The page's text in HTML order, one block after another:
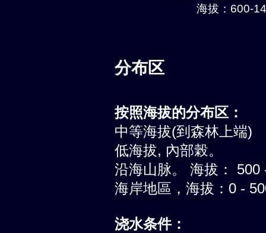
海拔：600-
分布区
按照海拔的分布区：
中等海拔(到森林上端)
低海拔, 內部榖。
沿海山脉。 海拔： 500
海岸地區，海拔：0 -
浇水条件：